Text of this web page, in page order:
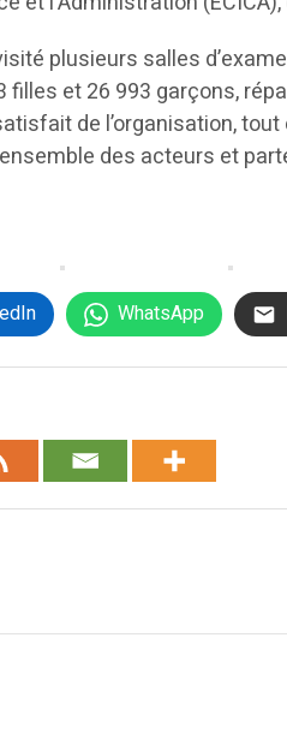
plusieurs salles
filles et 26 993 garçons,
de l’organisation,
des acteurs et
WhatsApp